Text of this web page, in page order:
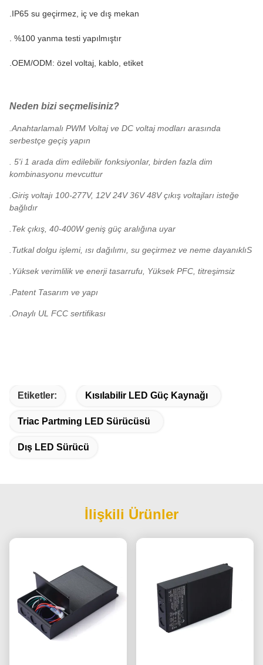
.IP65 su geçirmez, iç ve dış mekan
. %100 yanma testi yapılmıştır
.OEM/ODM: özel voltaj, kablo, etiket
Neden bizi seçmelisiniz?
.Anahtarlamalı PWM Voltaj ve DC voltaj modları arasında
serbestçe geçiş yapın
. 5'i 1 arada dim edilebilir fonksiyonlar, birden fazla dim
kombinasyonu mevcuttur
.Giriş voltajı 100-277V, 12V 24V 36V 48V çıkış voltajları isteğe
bağlıdır
.Tek çıkış, 40-400W geniş güç aralığına uyar
.Tutkal dolgu işlemi, ısı dağılımı, su geçirmez ve neme dayanıklıS
.Yüksek verimlilik ve enerji tasarrufu, Yüksek PFC, titreşimsiz
.Patent Tasarım ve yapı
.Onaylı UL FCC sertifikası
Etiketler: Kısılabilir LED Güç Kaynağı
Triac Partming LED Sürücüsü
Dış LED Sürücü
İlişkili Ürünler